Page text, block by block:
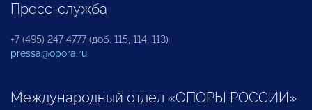
Пресс-служба
+7 (495) 247 4777 (доб. 115, 114, 113)
pressa@opora.ru
Международный отдел «ОПОРЫ РОССИИ»